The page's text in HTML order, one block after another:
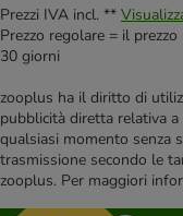
Prezzi IVA incl. **
Prezzo regolare = il
30 giorni
zooplus ha il diritto di
pubblicità diretta relativa
qualsiasi momento senza
trasmissione secondo le
zooplus. Per maggiori